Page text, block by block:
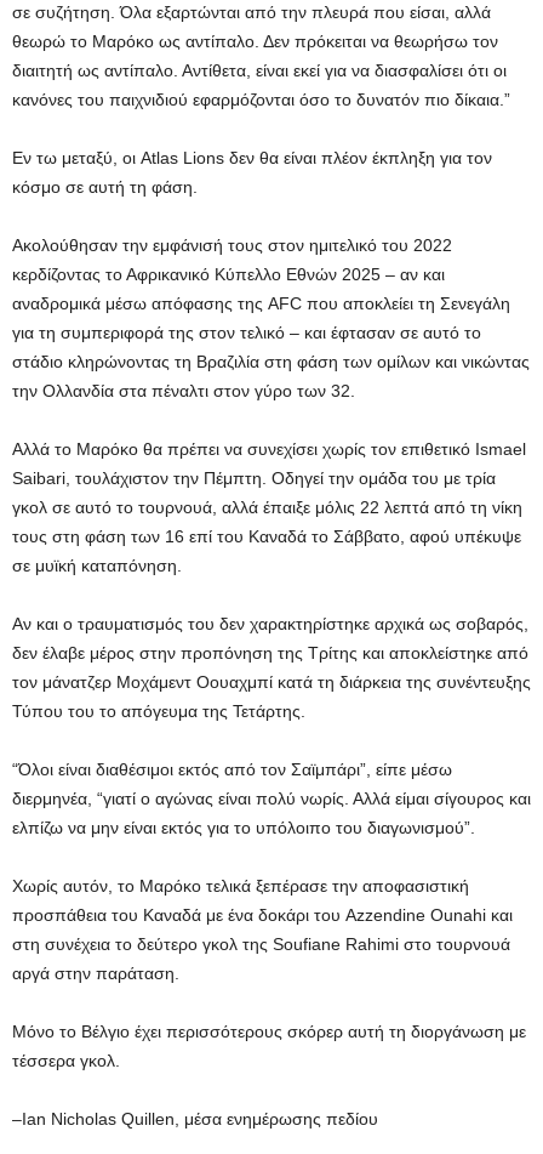
σε συζήτηση. Όλα εξαρτώνται από την πλευρά που είσαι, αλλά
θεωρώ το Μαρόκο ως αντίπαλο. Δεν πρόκειται να θεωρήσω τον
διαιτητή ως αντίπαλο. Αντίθετα, είναι εκεί για να διασφαλίσει ότι οι
κανόνες του παιχνιδιού εφαρμόζονται όσο το δυνατόν πιο δίκαια.”
Εν τω μεταξύ, οι Atlas Lions δεν θα είναι πλέον έκπληξη για τον
κόσμο σε αυτή τη φάση.
Ακολούθησαν την εμφάνισή τους στον ημιτελικό του 2022
κερδίζοντας το Αφρικανικό Κύπελλο Εθνών 2025 – αν και
αναδρομικά μέσω απόφασης της AFC που αποκλείει τη Σενεγάλη
για τη συμπεριφορά της στον τελικό – και έφτασαν σε αυτό το
στάδιο κληρώνοντας τη Βραζιλία στη φάση των ομίλων και νικώντας
την Ολλανδία στα πέναλτι στον γύρο των 32.
Αλλά το Μαρόκο θα πρέπει να συνεχίσει χωρίς τον επιθετικό Ismael
Saibari, τουλάχιστον την Πέμπτη. Οδηγεί την ομάδα του με τρία
γκολ σε αυτό το τουρνουά, αλλά έπαιξε μόλις 22 λεπτά από τη νίκη
τους στη φάση των 16 επί του Καναδά το Σάββατο, αφού υπέκυψε
σε μυϊκή καταπόνηση.
Αν και ο τραυματισμός του δεν χαρακτηρίστηκε αρχικά ως σοβαρός,
δεν έλαβε μέρος στην προπόνηση της Τρίτης και αποκλείστηκε από
τον μάνατζερ Μοχάμεντ Οουαχμπί κατά τη διάρκεια της συνέντευξης
Τύπου του το απόγευμα της Τετάρτης.
“Όλοι είναι διαθέσιμοι εκτός από τον Σαϊμπάρι”, είπε μέσω
διερμηνέα, “γιατί ο αγώνας είναι πολύ νωρίς. Αλλά είμαι σίγουρος και
ελπίζω να μην είναι εκτός για το υπόλοιπο του διαγωνισμού”.
Χωρίς αυτόν, το Μαρόκο τελικά ξεπέρασε την αποφασιστική
προσπάθεια του Καναδά με ένα δοκάρι του Azzendine Ounahi και
στη συνέχεια το δεύτερο γκολ της Soufiane Rahimi στο τουρνουά
αργά στην παράταση.
Μόνο το Βέλγιο έχει περισσότερους σκόρερ αυτή τη διοργάνωση με
τέσσερα γκολ.
–Ian Nicholas Quillen, μέσα ενημέρωσης πεδίου